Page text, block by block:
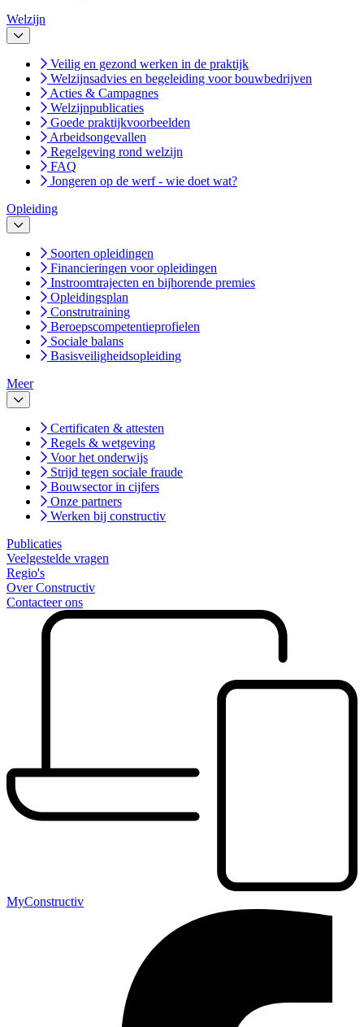
Welzijn
Veilig en gezond werken in de praktijk
Welzijnsadvies en begeleiding voor bouwbedrijven
Acties & Campagnes
Welzijnpublicaties
Goede praktijkvoorbeelden
Arbeidsongevallen
Regelgeving rond welzijn
FAQ
Jongeren op de werf - wie doet wat?
Opleiding
Soorten opleidingen
Financieringen voor opleidingen
Instroomtrajecten en bijhorende premies
Opleidingsplan
Construtraining
Beroepscompetentieprofielen
Sociale balans
Basisveiligheidsopleiding
Meer
Certificaten & attesten
Regels & wetgeving
Voor het onderwijs
Strijd tegen sociale fraude
Bouwsector in cijfers
Onze partners
Werken bij constructiv
Publicaties
Veelgestelde vragen
Regio's
Over Constructiv
Contacteer ons
MyConstructiv